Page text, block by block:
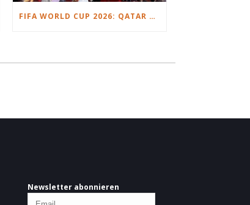
FIFA WORLD CUP 2026: QATAR VS. SWITZERLAND
Newsletter abonnieren